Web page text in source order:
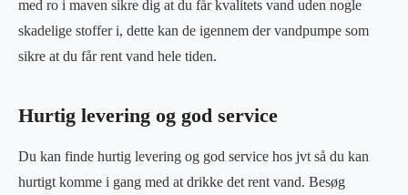
med ro i maven sikre dig at du får kvalitets vand uden nogle
skadelige stoffer i, dette kan de igennem der vandpumpe som
sikre at du får rent vand hele tiden.
Hurtig levering og god service
Du kan finde hurtig levering og god service hos jvt så du kan
hurtigt komme i gang med at drikke det rent vand. Besøg